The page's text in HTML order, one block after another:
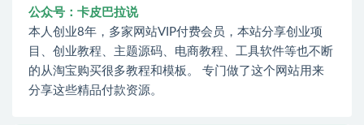
公众号：卡皮巴拉说
本人创业8年，多家网站VIP付费会员，本站分享创业项
目、创业教程、主题源码、电商教程、工具软件等也不断
的从淘宝购买很多教程和模板。 专门做了这个网站用来
分享这些精品付款资源。